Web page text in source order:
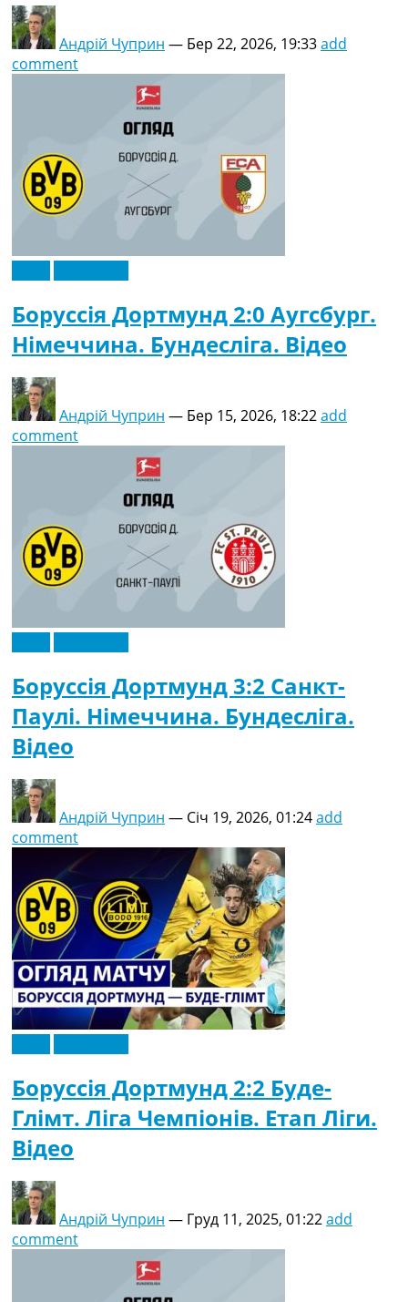
Андрій Чуприн — Бер 22, 2026, 19:33add
comment
Боруссія Дортмунд 2:0 Аугсбург.
Німеччина. Бундесліга. Відео
Андрій Чуприн — Бер 15, 2026, 18:22add
comment
Боруссія Дортмунд 3:2 Санкт-
Паулі. Німеччина. Бундесліга.
Відео
Андрій Чуприн — Січ 19, 2026, 01:24add
comment
Боруссія Дортмунд 2:2 Буде-
Глімт. Ліга Чемпіонів. Етап Ліги.
Відео
Андрій Чуприн — Груд 11, 2025, 01:22add
comment